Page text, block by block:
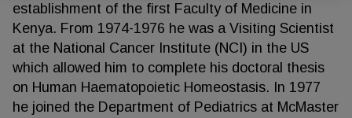
establishment of the first Faculty of Medicine in
Kenya. From 1974-1976 he was a Visiting Scientist
at the National Cancer Institute (NCI) in the US
which allowed him to complete his doctoral thesis
on Human Haematopoietic Homeostasis. In 1977
he joined the Department of Pediatrics at McMaster